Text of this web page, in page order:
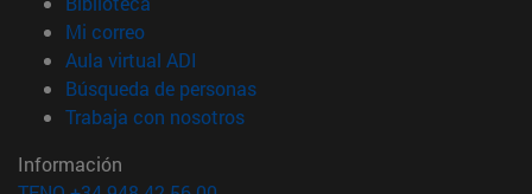
Mi correo(abre en nueva ventana)
Aula virtual ADI
Búsqueda de personas(abre en nueva ventana)
Trabaja con nosotros(abre en nueva ventana)
Información